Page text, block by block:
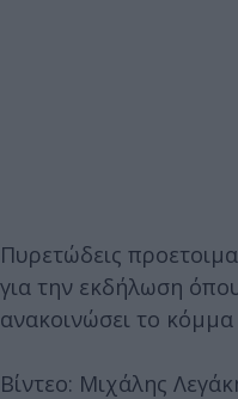
Πυρετώδεις
για την εκδήλωση
ανακοινώσει το κόμμα
Βίντεο: Μιχάλης